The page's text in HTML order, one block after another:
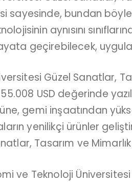
sayesinde, bundan
aynısını
geçirebilecek,
Güzel Sanatlar,
USD değerinde
gemi inşaatından
yenilikçi ürünler
Tasarım ve
ve Teknoloji